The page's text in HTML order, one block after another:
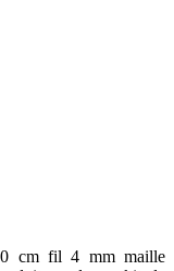
cm fil 4 mm maille